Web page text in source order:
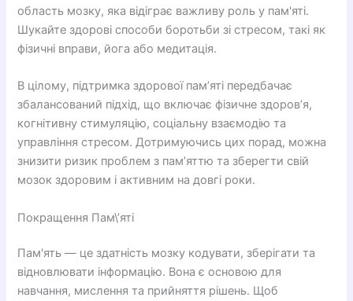
область мозку, яка відіграє важливу роль у пам'яті.
Шукайте здорові способи боротьби зі стресом, такі як
фізичні вправи, йога або медитація.
В цілому, підтримка здорової пам’яті передбачає
збалансований підхід, що включає фізичне здоров’я,
когнітивну стимуляцію, соціальну взаємодію та
управління стресом. Дотримуючись цих порад, можна
знизити ризик проблем з пам’яттю та зберегти свій
мозок здоровим і активним на довгі роки.
Покращення Пам\’яті
Пам'ять — це здатність мозку кодувати, зберігати та
відновлювати інформацію. Вона є основою для
навчання, мислення та прийняття рішень. Щоб